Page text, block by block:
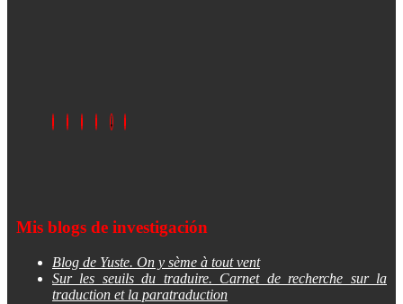
Mis blogs de investigación
Blog de Yuste. On y sème à tout vent
Sur les seuils du traduire. Carnet de recherche sur la
traduction et la paratraduction